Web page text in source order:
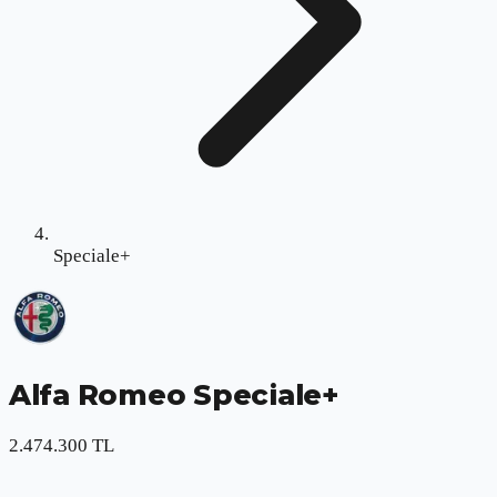
Speciale+
Alfa Romeo Speciale+
2.474.300 TL